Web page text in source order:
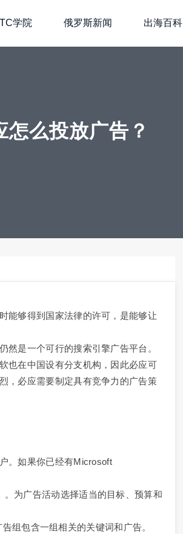
学院 俄罗斯新闻 出海百科
么投放广告？
能够得到国家法律的许可，是能够让
然是一个可行的搜索引擎广告平台。
也在中国设有分支机构，因此必应可
，必应需要制定具有竞争力的广告策
。如果你已经有Microsoft
为广告活动选择适当的目标、预算和
组包含一组相关的关键词和广告。